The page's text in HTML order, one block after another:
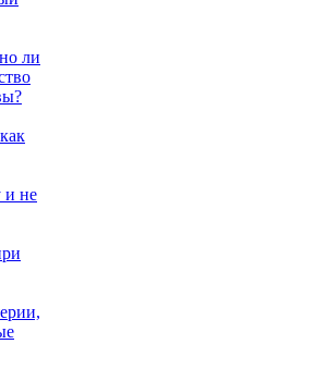
ли
и не